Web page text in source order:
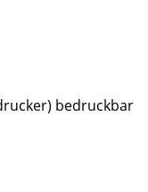
bedruckbar